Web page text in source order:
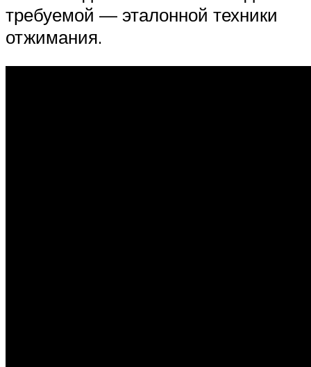
требуемой — эталонной техники
отжимания.